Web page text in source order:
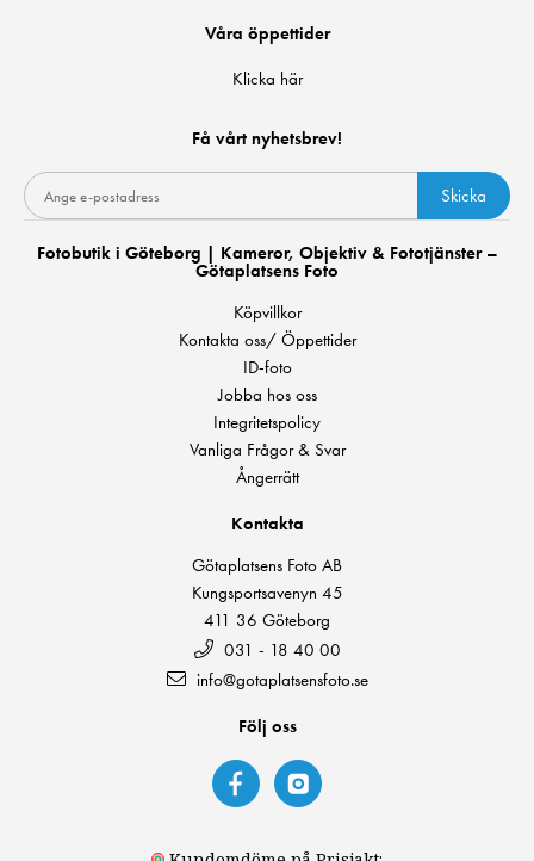
Våra öppettider
Klicka här
Få vårt nyhetsbrev!
Skicka
Fotobutik i Göteborg | Kameror, Objektiv & Fototjänster –
Götaplatsens Foto
Köpvillkor
Kontakta oss/ Öppettider
ID-foto
Jobba hos oss
Integritetspolicy
Vanliga Frågor & Svar
Ångerrätt
Kontakta
Götaplatsens Foto AB
Kungsportsavenyn 45
411 36 Göteborg
031 - 18 40 00
info@gotaplatsensfoto.se
Följ oss